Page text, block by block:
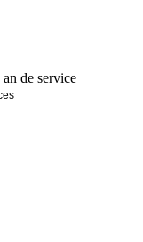
de service